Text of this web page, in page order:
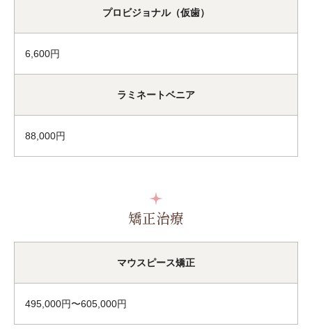
プロビジョナル（仮歯）
6,600円
ラミネートベニア
88,000円
矯正治療
マウスピース矯正
495,000円〜605,000円